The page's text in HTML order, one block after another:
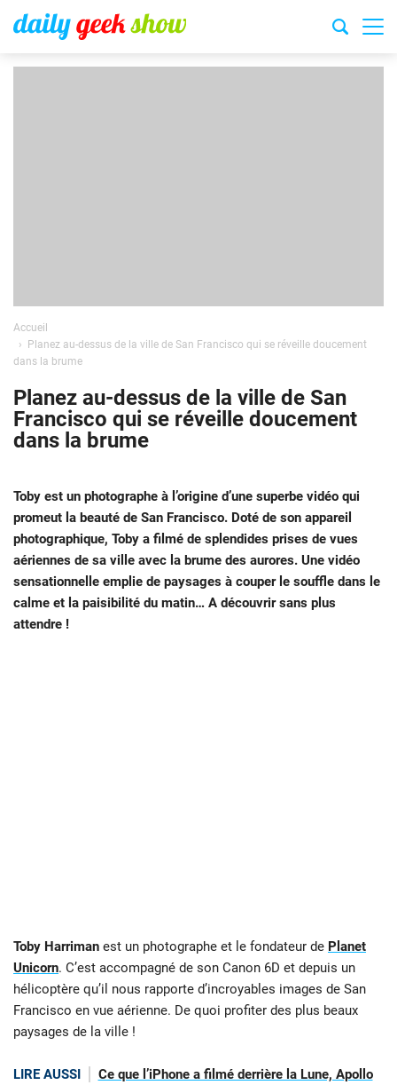
Accueil
Planez au-dessus de la ville de San Francisco qui se réveille doucement
dans la brume
Planez au-dessus de la ville de San
Francisco qui se réveille doucement
dans la brume
Toby est un photographe à l’origine d’une superbe vidéo qui
promeut la beauté de San Francisco. Doté de son appareil
photographique, Toby a filmé de splendides prises de vues
aériennes de sa ville avec la brume des aurores. Une vidéo
sensationnelle emplie de paysages à couper le souffle dans le
calme et la paisibilité du matin… A découvrir sans plus
attendre !
Toby Harriman est un photographe et le fondateur de Planet
Unicorn. C’est accompagné de son Canon 6D et depuis un
hélicoptère qu’il nous rapporte d’incroyables images de San
Francisco en vue aérienne. De quoi profiter des plus beaux
paysages de la ville !
LIRE AUSSI
Ce que l’iPhone a filmé derrière la Lune, Apollo